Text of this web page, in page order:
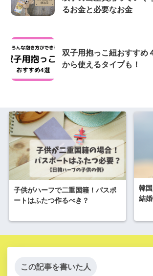
るお金と必要なお金
双子用抱っこ紐おすすめ
から使えるタイプも！
子供がハーフで二重国籍！パスポ
ートはふたつ作るべき？
韓
結
この記事を書いた人